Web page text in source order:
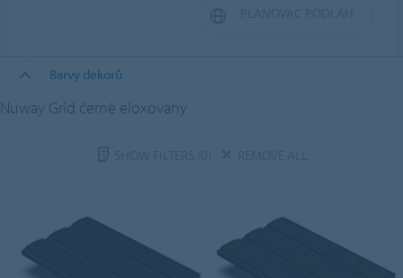
Barvy dekorů
Nuway Grid černě eloxovaný